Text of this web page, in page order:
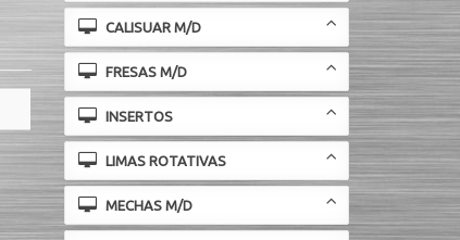
CALISUAR M/D
FRESAS M/D
INSERTOS
LIMAS ROTATIVAS
MECHAS M/D